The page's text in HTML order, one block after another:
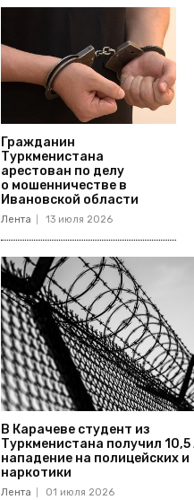
Гражданин
Туркменистана
арестован по делу
о мошенничестве в
Ивановской области
Лента 13 июля 2026
В Карачеве студент из
Туркменистана получил 10,5
нападение на полицейских и
наркотики
Лента 01 июля 2026